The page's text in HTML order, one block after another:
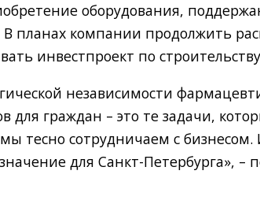
оборудования,
планах компании продолжить
инвестпроект по
независимости
для граждан – это те задачи,
тесно сотрудничаем с
для Санкт-Петербурга», –